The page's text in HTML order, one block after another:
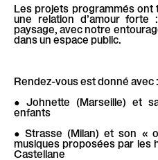
Les projets programmés
une relation d’amour forte
paysage, avec notre
dans un espace public.
Rendez-vous est donné avec :
• Johnette (Marseille) et
enfants
• Strasse (Milan) et son «
musiques proposées par les
Castellane